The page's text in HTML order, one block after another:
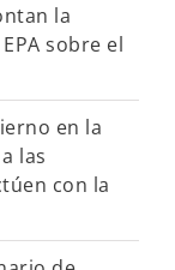
la
sobre el
en la
las
con la